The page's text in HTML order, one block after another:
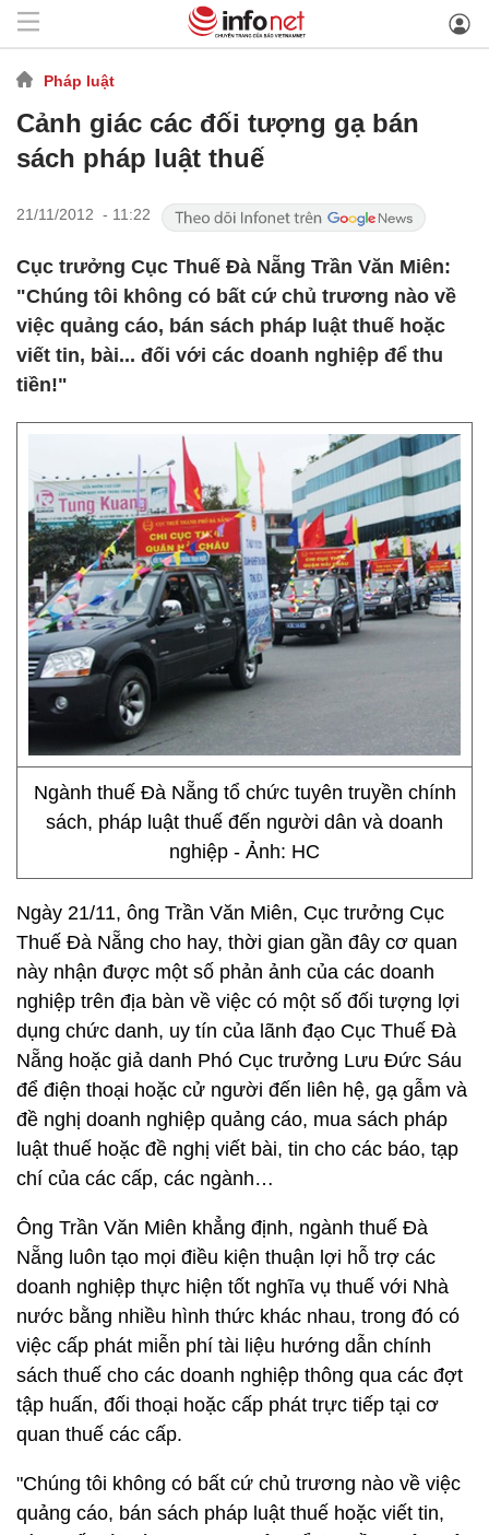
Pháp luật
Cảnh giác các đối tượng gạ bán
sách pháp luật thuế
21/11/2012 - 11:22
Cục trưởng Cục Thuế Đà Nẵng Trần Văn Miên:
"Chúng tôi không có bất cứ chủ trương nào về
việc quảng cáo, bán sách pháp luật thuế hoặc
viết tin, bài... đối với các doanh nghiệp để thu
tiền!"
Ngành thuế Đà Nẵng tổ chức tuyên truyền chính
sách, pháp luật thuế đến người dân và doanh
nghiệp - Ảnh: HC
Ngày 21/11, ông Trần Văn Miên, Cục trưởng Cục
Thuế Đà Nẵng cho hay, thời gian gần đây cơ quan
này nhận được một số phản ảnh của các doanh
nghiệp trên địa bàn về việc có một số đối tượng lợi
dụng chức danh, uy tín của lãnh đạo Cục Thuế Đà
Nẵng hoặc giả danh Phó Cục trưởng Lưu Đức Sáu
để điện thoại hoặc cử người đến liên hệ, gạ gẫm và
đề nghị doanh nghiệp quảng cáo, mua sách pháp
luật thuế hoặc đề nghị viết bài, tin cho các báo, tạp
chí của các cấp, các ngành…
Ông Trần Văn Miên khẳng định, ngành thuế Đà
Nẵng luôn tạo mọi điều kiện thuận lợi hỗ trợ các
doanh nghiệp thực hiện tốt nghĩa vụ thuế với Nhà
nước bằng nhiều hình thức khác nhau, trong đó có
việc cấp phát miễn phí tài liệu hướng dẫn chính
sách thuế cho các doanh nghiệp thông qua các đợt
tập huấn, đối thoại hoặc cấp phát trực tiếp tại cơ
quan thuế các cấp.
"Chúng tôi không có bất cứ chủ trương nào về việc
quảng cáo, bán sách pháp luật thuế hoặc viết tin,